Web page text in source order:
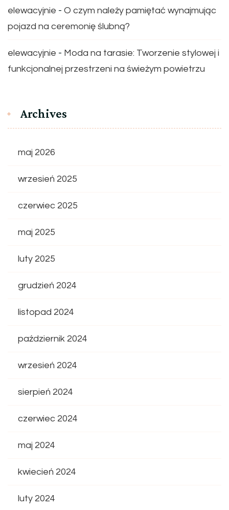
elewacyjnie - O czym należy pamiętać wynajmując
pojazd na ceremonię ślubną?
elewacyjnie - Moda na tarasie: Tworzenie stylowej i
funkcjonalnej przestrzeni na świeżym powietrzu
Archives
maj 2026
wrzesień 2025
czerwiec 2025
maj 2025
luty 2025
grudzień 2024
listopad 2024
październik 2024
wrzesień 2024
sierpień 2024
czerwiec 2024
maj 2024
kwiecień 2024
luty 2024